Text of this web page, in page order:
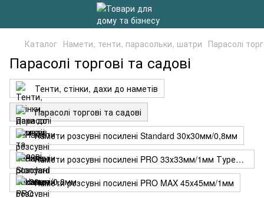
Каталог Намети, тенти, парасольки, шатри Парасолі
Парасолі торгові та садові
Тенти, стінки, дахи до наметів
Парасолі торгові та садові
Намети розсувні посилені Standard 30х30мм/0,8мм
Намети розсувні посилені PRO 33х33мм/1мм Туреччина
Намети розсувні посилені PRO MAX 45х45мм/1мм